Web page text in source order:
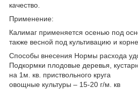
качество.
Применение:
Калимаг применяется осенью под
также весной под культивацию и
Способы внесения Нормы расхода
Подкормки плодовые деревья,
на 1м. кв. приствольного круга
овощные культуры – 15-20 г/м. кв